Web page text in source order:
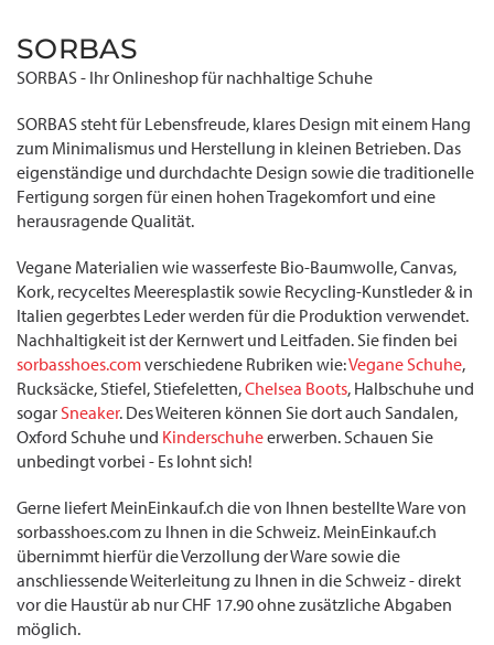
SORBAS
SORBAS - Ihr Onlineshop für nachhaltige Schuhe
SORBAS steht für Lebensfreude, klares Design mit einem Hang
zum Minimalismus und Herstellung in kleinen Betrieben. Das
eigenständige und durchdachte Design sowie die traditionelle
Fertigung sorgen für einen hohen Tragekomfort und eine
herausragende Qualität.
Vegane Materialien wie wasserfeste Bio-Baumwolle, Canvas,
Kork, recyceltes Meeresplastik sowie Recycling-Kunstleder & in
Italien gegerbtes Leder werden für die Produktion verwendet.
Nachhaltigkeit ist der Kernwert und Leitfaden. Sie finden bei
sorbasshoes.comverschiedene Rubriken wie:Vegane Schuhe,
Rucksäcke, Stiefel, Stiefeletten,Chelsea Boots, Halbschuhe und
sogarSneaker. Des Weiteren können Sie dort auch Sandalen,
Oxford Schuhe und Kinderschuheerwerben. Schauen Sie
unbedingt vorbei - Es lohnt sich!
Gerne liefert MeinEinkauf.ch die von Ihnen bestellte Ware von
sorbasshoes.com zu Ihnen in die Schweiz. MeinEinkauf.ch
übernimmt hierfür die Verzollung der Ware sowie die
anschliessende Weiterleitung zu Ihnen in die Schweiz - direkt
vor die Haustür ab nur CHF 17.90 ohne zusätzliche Abgaben
möglich.